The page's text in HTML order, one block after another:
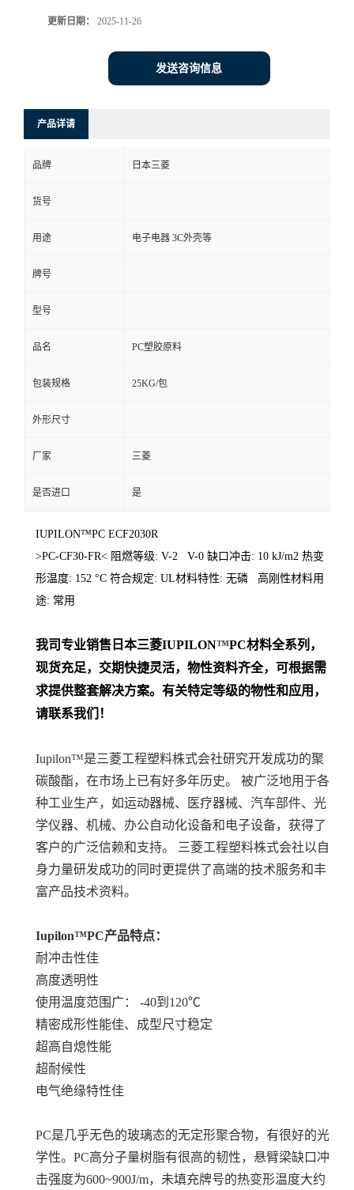
更新日期： 2025-11-26
发送咨询信息
产品详请
品牌 日本三菱
货号
用途 电子电器 3C外壳等
牌号
型号
品名 PC塑胶原料
包装规格 25KG/包
外形尺寸
厂家 三菱
是否进口 是
IUPILON™PC ECF2030R
>PC-CF30-FR< 阻燃等级: V-2 V-0 缺口冲击: 10 kJ/m2 热变
形温度: 152 °C 符合规定: UL材料特性: 无磷 高刚性材料用
途: 常用
我司专业销售日本三菱IUPILON™PC材料全系列 ，
现货充足，交期快捷灵活，物性资料齐全，可根据需
求提供整套解决方案。 有关特定等级的物性和应用，
请联系我们！
Iupilon™是三菱工程塑料株式会社研究开发成功的聚
碳酸酯，在市场上已有好多年历史。 被广泛地用于各
种工业生产，如运动器械、医疗器械、汽车部件、光
学仪器、机械、办公自动化设备和电子设备，获得了
客户的广泛信赖和支持。 三菱工程塑料株式会社以自
身力量研发成功的同时更提供了高端的技术服务和丰
富产品技术资料。
Iupilon™PC产品特点：
耐冲击性佳
高度透明性
使用温度范围广： -40到120℃
精密成形性能佳、成型尺寸稳定
超高自熄性能
超耐候性
电气绝缘特性佳
PC是几乎无色的玻璃态的无定形聚合物，有很好的光
学性。PC高分子量树脂有很高的韧性，悬臂梁缺口冲
击强度为600~900J/m，未填充牌号的热变形温度大约